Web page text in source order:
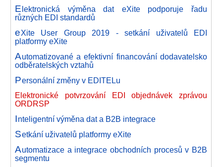
Elektronická výměna dat eXite podporuje řadu
různých EDI standardů
eXite User Group 2019 - setkání uživatelů EDI
platformy eXite
Automatizované a efektivní financování dodavatelsko
odběratelských vztahů
Personální změny v EDITELu
Elektronické potvrzování EDI objednávek zprávou
ORDRSP
Inteligentní výměna dat a B2B integrace
Setkání uživatelů platformy eXite
Automatizace a integrace obchodních procesů v B2B
segmentu